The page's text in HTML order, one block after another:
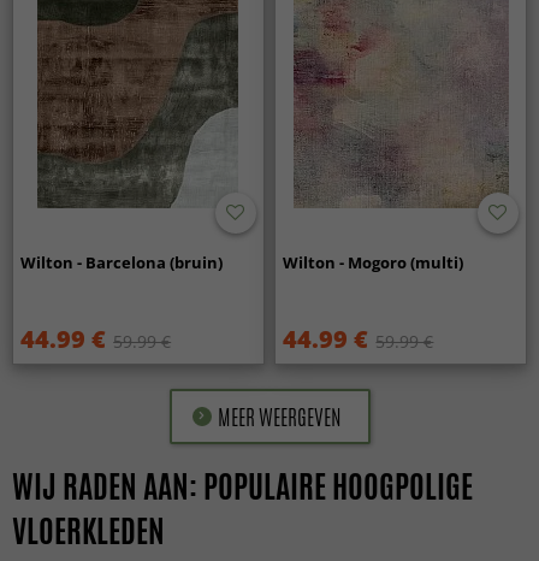
Wilton - Barcelona (bruin)
44.99 € 59.99 €
Wilton - Mogoro (multi)
44.99 € 59.99 €
MEER WEERGEVEN
WIJ RADEN AAN: POPULAIRE HOOGPOLIGE
VLOERKLEDEN